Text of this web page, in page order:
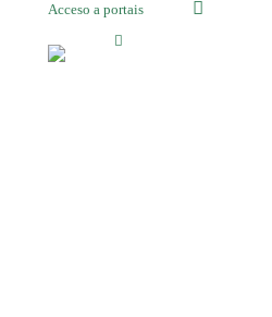
Acceso a portais